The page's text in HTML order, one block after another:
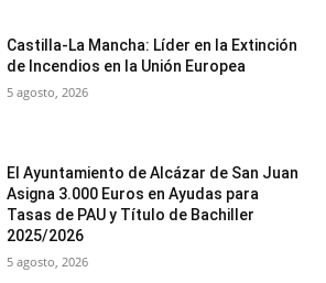
Castilla-La Mancha: Líder en la Extinción
de Incendios en la Unión Europea
5 agosto, 2026
El Ayuntamiento de Alcázar de San Juan
Asigna 3.000 Euros en Ayudas para
Tasas de PAU y Título de Bachiller
2025/2026
5 agosto, 2026